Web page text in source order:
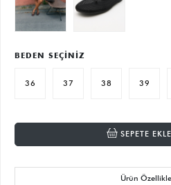
BEDEN SEÇİNİZ
36 37 38 39
SEPETE EKLE
Ürün